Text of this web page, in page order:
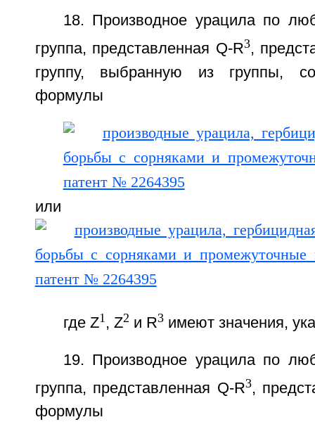
18. Производное урацила по
группа, представленная Q-R3,
группу, выбранную из группы,
формулы
или
где Z1 , Z2 и R3имеют значения,
19. Производное урацила по
группа, представленная Q-R3,
формулы